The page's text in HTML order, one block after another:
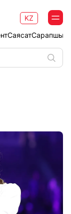
Саясат
KZ